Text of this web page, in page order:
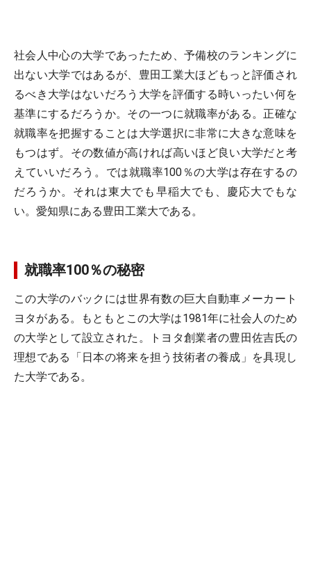
社会人中心の大学であったため、予備校のランキングに
出ない大学ではあるが、豊田工業大ほどもっと評価され
るべき大学はないだろう大学を評価する時いったい何を
基準にするだろうか。その一つに就職率がある。正確な
就職率を把握することは大学選択に非常に大きな意味を
もつはず。その数値が高ければ高いほど良い大学だと考
えていいだろう。では就職率100％の大学は存在するの
だろうか。それは東大でも早稲大でも、慶応大でもな
い。愛知県にある豊田工業大である。
就職率100％の秘密
この大学のバックには世界有数の巨大自動車メーカート
ヨタがある。もともとこの大学は1981年に社会人のため
の大学として設立された。トヨタ創業者の豊田佐吉氏の
理想である「日本の将来を担う技術者の養成」を具現し
た大学である。